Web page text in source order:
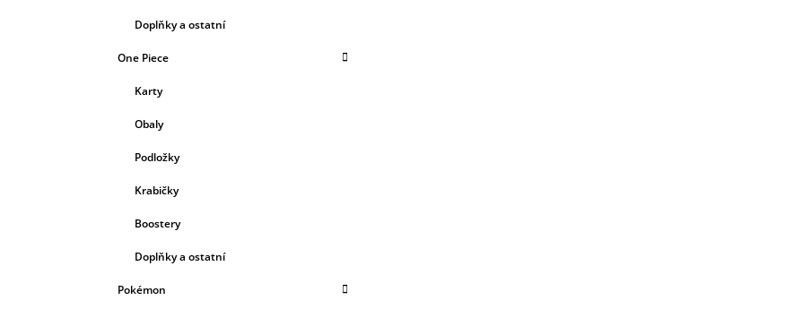
Doplňky a ostatní
One Piece
Karty
Obaly
Podložky
Krabičky
Boostery
Doplňky a ostatní
Pokémon